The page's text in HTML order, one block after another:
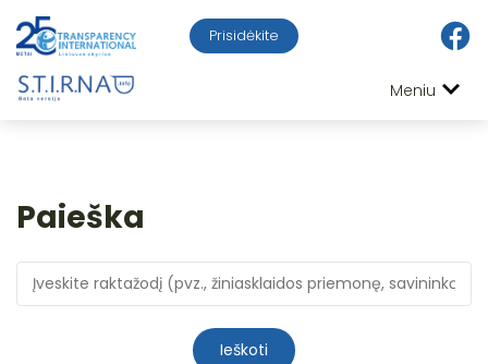
Prisidėkite
Meniu
Paieška
Ieškoti